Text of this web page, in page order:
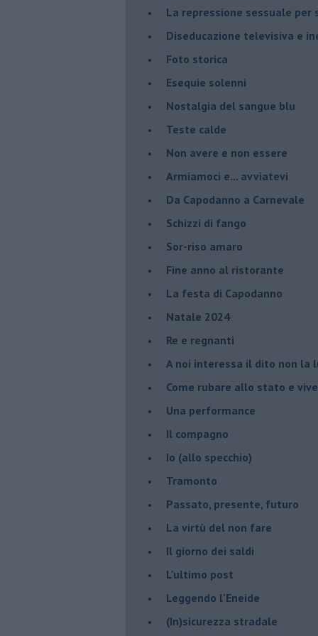
La repressione sessuale per
Diseducazione televisiva e
Foto storica
Esequie solenni
Nostalgia del sangue blu
Teste calde
Non avere e non essere
Armiamoci e... avviatevi
Da Capodanno a Carnevale
Schizzi di fango
Sor-riso amaro
Fine anno al ristorante
La festa di Capodanno
Natale 2024
Re e regnanti
A noi interessa il dito non la
Come rubare allo stato e
Una performance
Il compagno
​Io (allo specchio)
Tramonto
Passato, presente, futuro
La virtù del non fare
Il giorno dei saldi
L'ultimo post
Leggendo l'Eneide
​(In)sicurezza stradale